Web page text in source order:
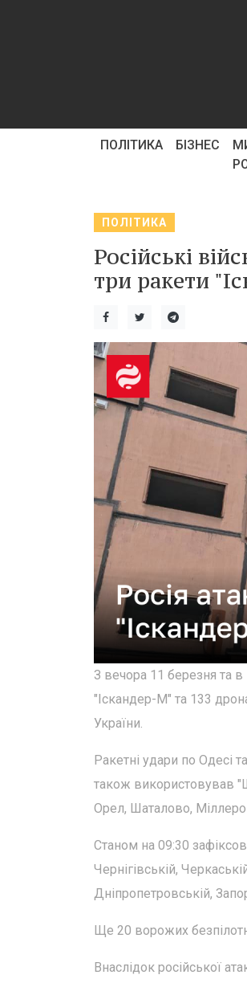
ПОЛІТИКА БІЗНЕС
ПОЛІТИКА
Російські
три ракети
З вечора 11 березня та в
"Іскандер-М" та 133
України.
Ракетні удари по Одесі
також використовував
Орел, Шаталово,
Станом на 09:30
Чернігівській,
Дніпропетровській,
Ще 20 ворожих
Внаслідок російської